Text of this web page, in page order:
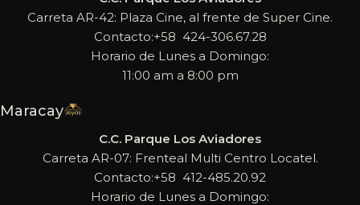
Carreta AR-42: Plaza Cine, al frente de Super Cine.
Contacto:+58 424-306.67.28
Horario de Lunes a Domingo:
11:00 am a 8:00 pm
Maracay
C.C. Parque Los Aviadores
Carreta AR-07: Frenteal Multi Centro Locatel.
Contacto:+58 412-485.20.92
Horario de Lunes a Domingo: